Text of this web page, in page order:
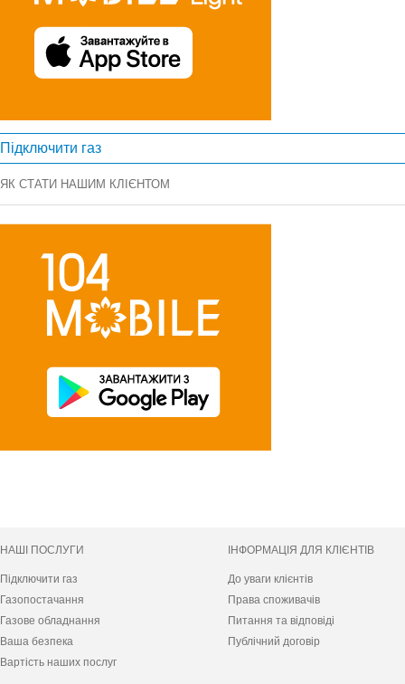
Підключити газ
ЯК СТАТИ НАШИМ КЛІЄНТОМ
НАШІ ПОСЛУГИ
Підключити газ
Газопостачання
Газове обладнання
Ваша безпека
Вартість наших послуг
ІНФОРМАЦІЯ ДЛЯ КЛІЄНТІВ
До уваги клієнтів
Права споживачів
Питання та відповіді
Публічний договір